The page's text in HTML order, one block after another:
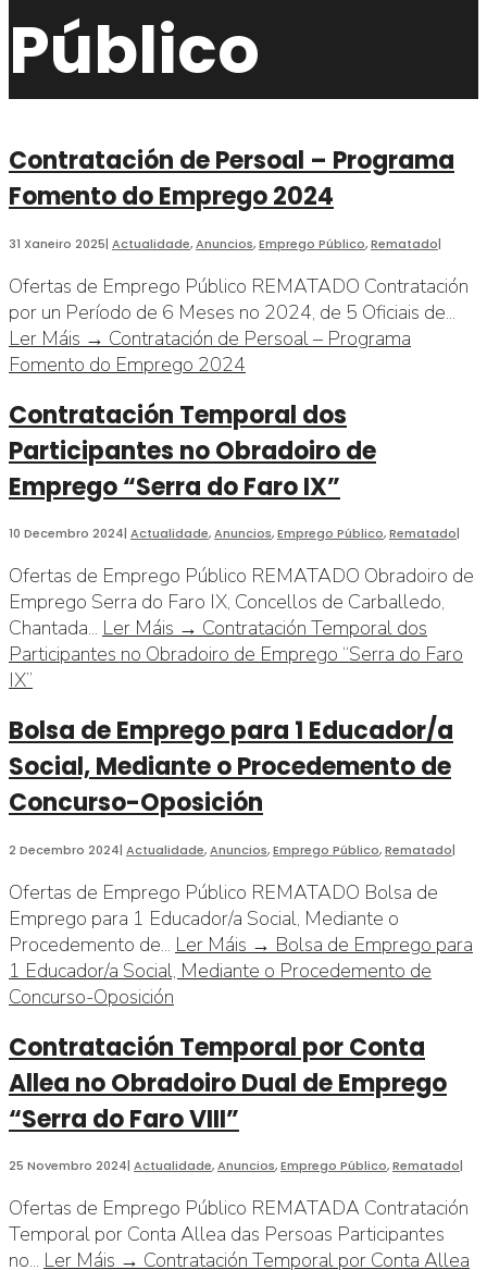
Público
Contratación de Persoal – Programa
Fomento do Emprego 2024
31 Xaneiro 2025| Actualidade,Anuncios,Emprego Público,Rematado|
Ofertas de Emprego Público REMATADO Contratación
por un Período de 6 Meses no 2024, de 5 Oficiais de...
Ler Máis → Contratación de Persoal – Programa
Fomento do Emprego 2024
Contratación Temporal dos
Participantes no Obradoiro de
Emprego “Serra do Faro IX”
10 Decembro 2024| Actualidade,Anuncios,Emprego Público,Rematado|
Ofertas de Emprego Público REMATADO Obradoiro de
Emprego Serra do Faro IX, Concellos de Carballedo,
Chantada... Ler Máis → Contratación Temporal dos
Participantes no Obradoiro de Emprego “Serra do Faro
IX”
Bolsa de Emprego para 1 Educador/a
Social, Mediante o Procedemento de
Concurso-Oposición
2 Decembro 2024| Actualidade,Anuncios,Emprego Público,Rematado|
Ofertas de Emprego Público REMATADO Bolsa de
Emprego para 1 Educador/a Social, Mediante o
Procedemento de... Ler Máis → Bolsa de Emprego para
1 Educador/a Social, Mediante o Procedemento de
Concurso-Oposición
Contratación Temporal por Conta
Allea no Obradoiro Dual de Emprego
“Serra do Faro VIII”
25 Novembro 2024| Actualidade,Anuncios,Emprego Público,Rematado|
Ofertas de Emprego Público REMATADA Contratación
Temporal por Conta Allea das Persoas Participantes
no... Ler Máis → Contratación Temporal por Conta Allea